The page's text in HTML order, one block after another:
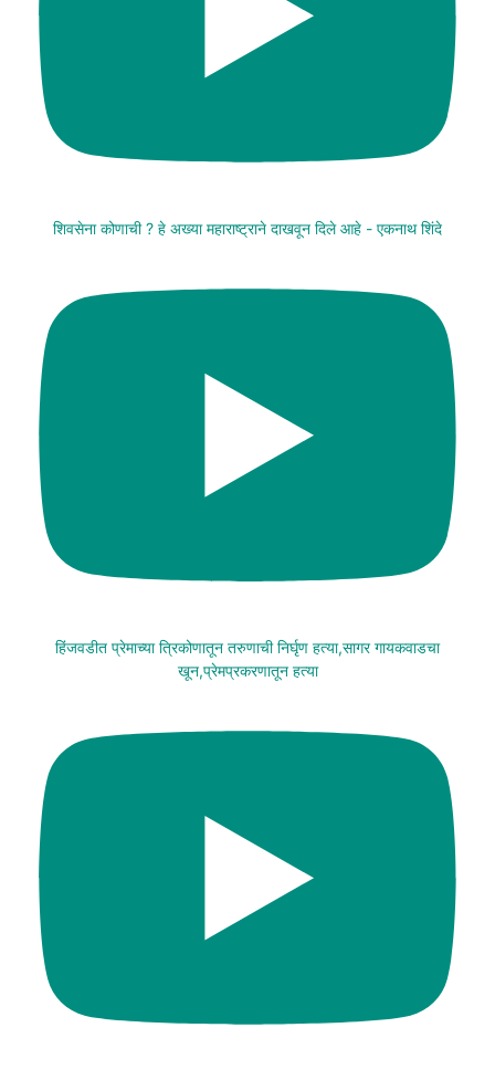
शिवसेना कोणाची ? हे अख्या महाराष्ट्राने दाखवून दिले आहे - एकनाथ शिंदे
हिंजवडीत प्रेमाच्या त्रिकोणातून तरुणाची निर्घृण हत्या,सागर गायकवाडचा
खून,प्रेमप्रकरणातून हत्या